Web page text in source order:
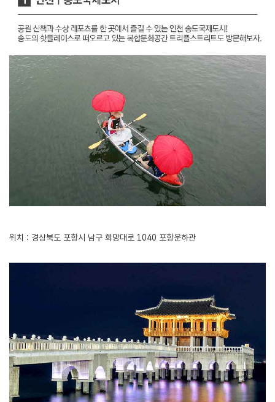
위치 : 경상북도 포항시 남구 희망대로 1040 포항운하관